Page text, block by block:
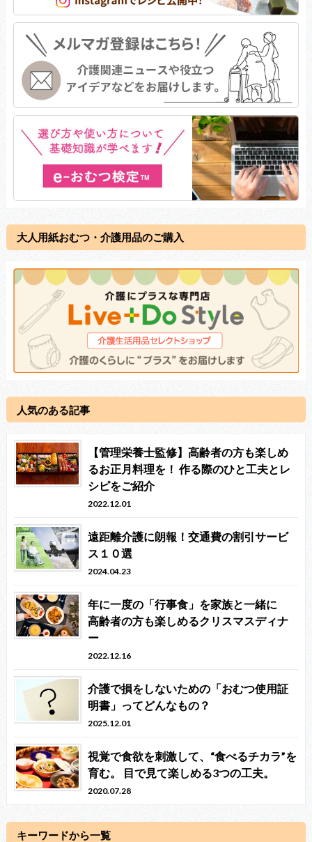
大人用紙おむつ・介護用品のご購入
人気のある記事
【管理栄養士監修】高齢者の方も楽しめ
るお正月料理を！ 作る際のひと工夫とレ
シピをご紹介
2022.12.01
遠距離介護に朗報！交通費の割引サービ
ス１０選
2024.04.23
年に一度の「行事食」を家族と一緒に
高齢者の方も楽しめるクリスマスディナ
ー
2022.12.16
介護で損をしないための「おむつ使用証
明書」ってどんなもの？
2025.12.01
視覚で食欲を刺激して、“食べるチカラ”を
育む。 目で見て楽しめる3つの工夫。
2020.07.28
キーワードから一覧